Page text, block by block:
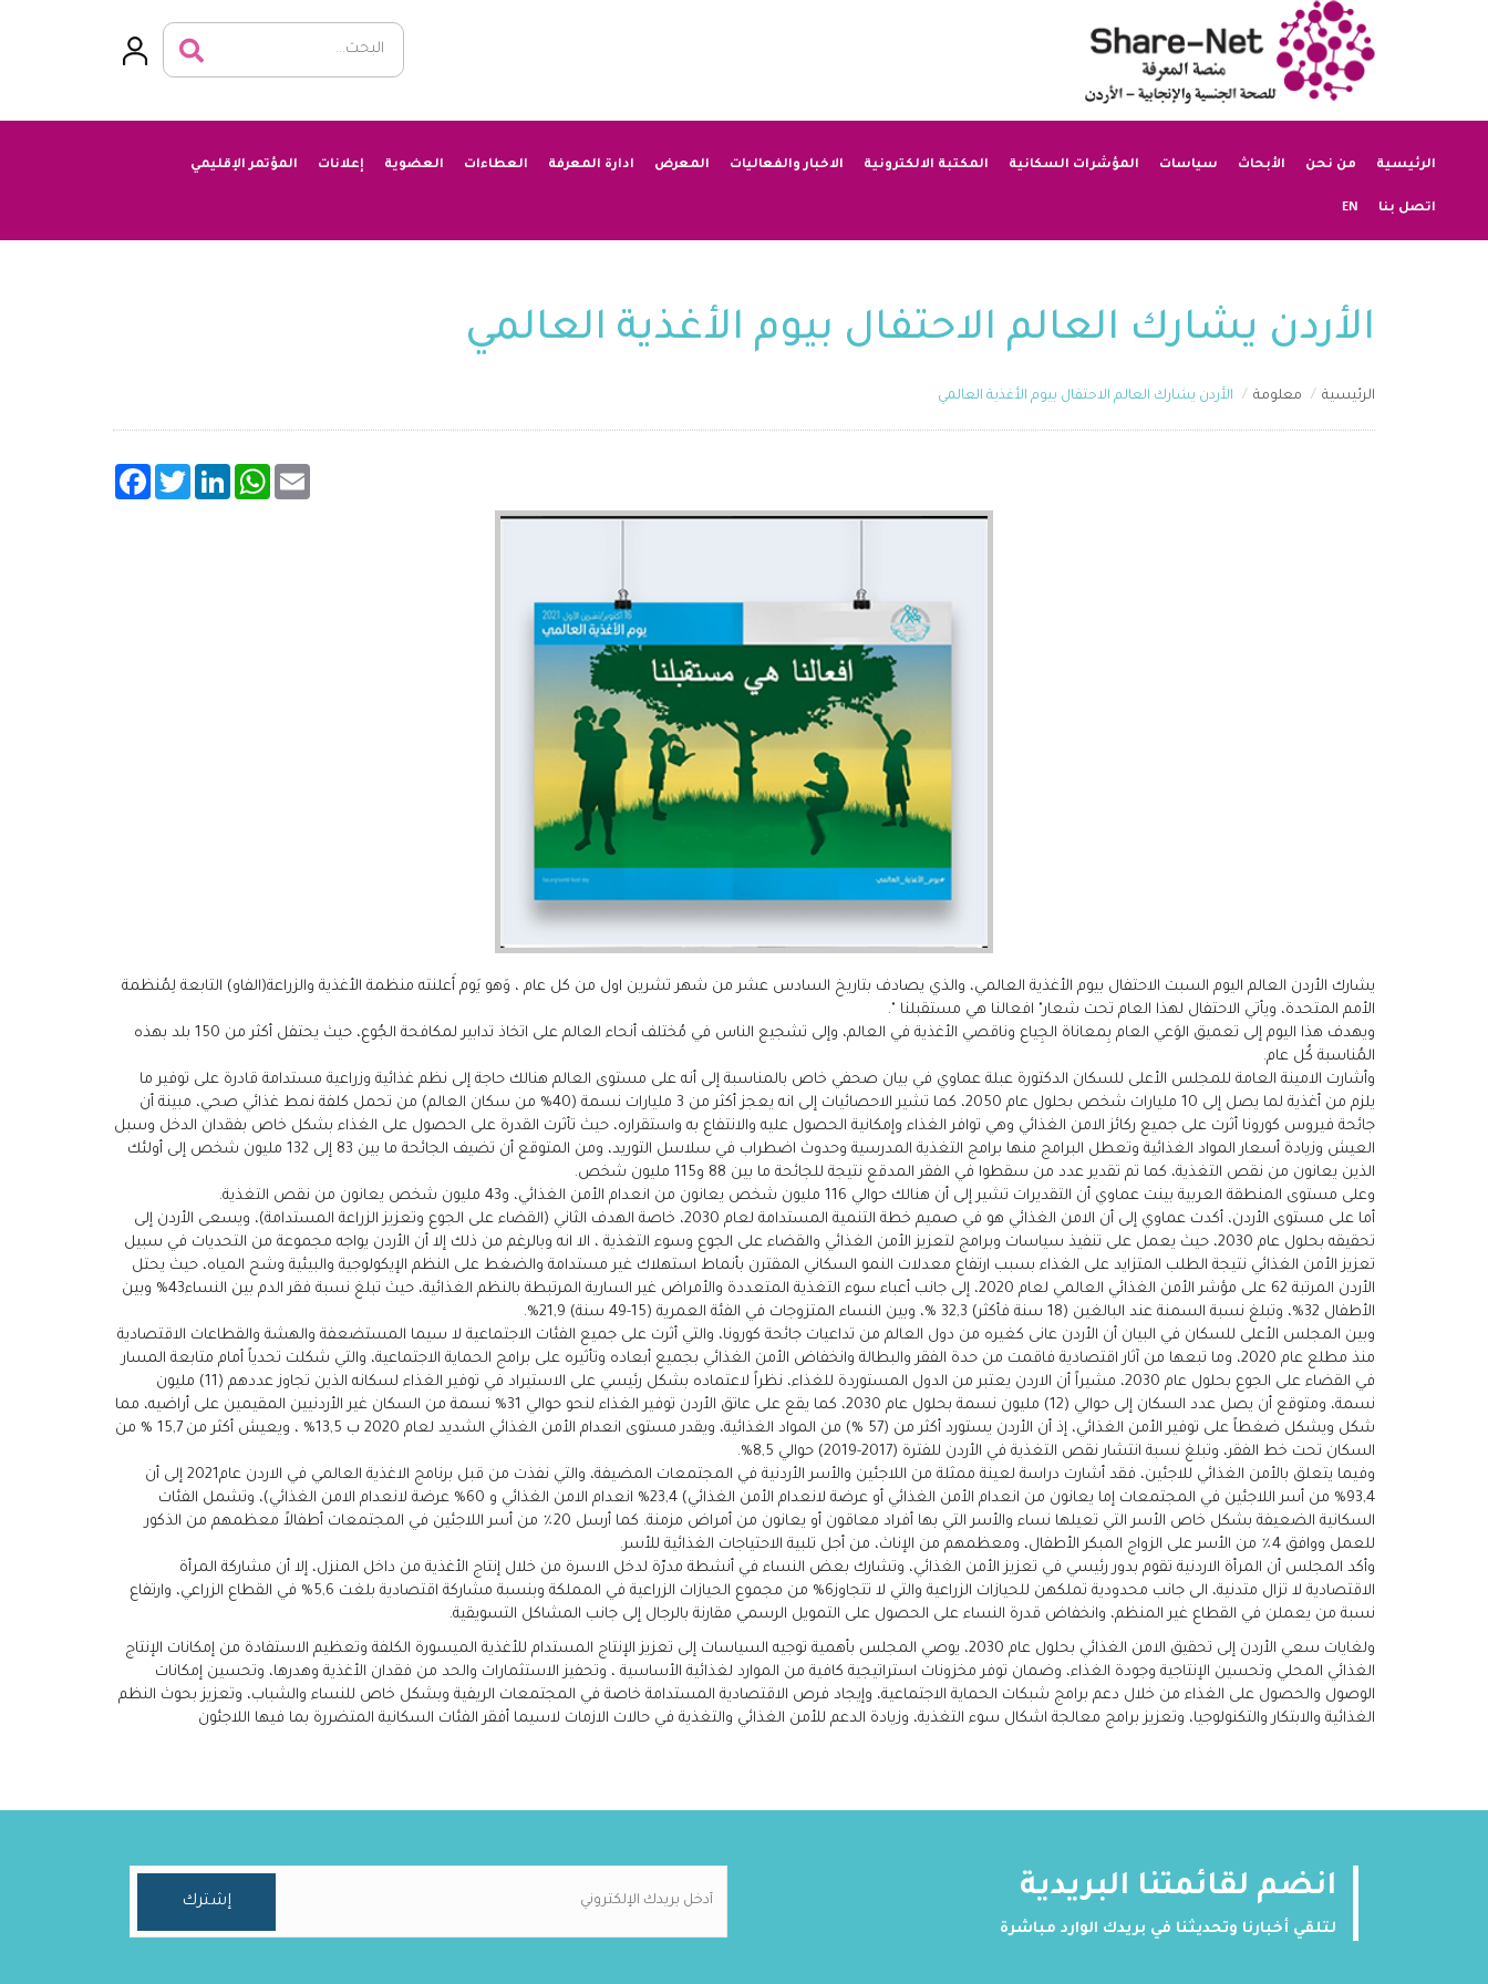
الرئيسية من نحن الأبحاث سياسات المؤشرات السكانية المكتبة الالكترونية الاخبار والفعاليات المعرض ادارة المعرفة العطاءات العضوية إعلانات المؤتمر الإقليمي
اتصل بنا EN
الأردن يشارك العالم الاحتفال بيوم الأغذية العالمي
الرئيسية معلومة الأردن يشارك العالم الاحتفال بيوم الأغذية العالمي
FacebookTwitterLinkedInWhatsApp Email
يشارك الأردن العالم اليوم السبت الاحتفال بيوم الأغذية العالمي، والذي يصادف بتاريخ السادس عشر من شهر تشرين اول من كل عام ، وَهو يَوم أَعلنته منظمة الأغذية والزراعة(الفاو) التابعة لِمُنظمة
الأمم المتحدة، ويأتي الاحتفال لهذا العام تحت شعار" افعالنا هي مستقبلنا ".
ويهدف هذا اليوم إلى تعميق الوَعي العام بِمعاناة الجِياع وناقصي الأغذية في العالم، وإلى تشجيع الناس في مُختلف أنحاء العالم على اتخاذ تدابير لمكافحة الجُوع، حيث يحتفل أكثر من 150 بلد بهذه
المُناسبة كُل عام.
وأشارت الامينة العامة للمجلس الأعلى للسكان الدكتورة عبلة عماوي في بيان صحفي خاص بالمناسبة إلى أنه على مستوى العالم هنالك حاجة إلى نظم غذائية وزراعية مستدامة قادرة على توفير ما
يلزم من أغذية لما يصل إلى 10 مليارات شخص بحلول عام 2050، كما تشير الاحصائيات إلى انه يعجز أكثر من 3 مليارات نسمة (40% من سكان العالم) من تحمل كلفة نمط غذائي صحي، مبينة أن
جائحة فيروس كورونا أثرت على جميع ركائز الامن الغذائي وهي توافر الغذاء وإمكانية الحصول عليه والانتفاع به واستقراره، حيث تأثرت القدرة على الحصول على الغذاء بشكل خاص بفقدان الدخل وسبل
العيش وزيادة أسعار المواد الغذائية وتعطل البرامج منها برامج التغذية المدرسية وحدوث اضطراب في سلاسل التوريد، ومن المتوقع أن تضيف الجائحة ما بين 83 إلى 132 مليون شخص إلى أولئك
الذين يعانون من نقص التغذية، كما تم تقدير عدد من سقطوا في الفقر المدقع نتيجة للجائحة ما بين 88 و115 مليون شخص.
وعلى مستوى المنطقة العربية بينت عماوي أن التقديرات تشير إلى أن هنالك حوالي 116 مليون شخص يعانون من انعدام الأمن الغذائي، و43 مليون شخص يعانون من نقص التغذية.
أما على مستوى الأردن، أكدت عماوي إلى أن الامن الغذائي هو في صميم خطة التنمية المستدامة لعام 2030، خاصة الهدف الثاني (القضاء على الجوع وتعزيز الزراعة المستدامة)، ويسعى الأردن إلى
تحقيقه بحلول عام 2030، حيث يعمل على تنفيذ سياسات وبرامج لتعزيز الأمن الغذائي والقضاء على الجوع وسوء التغذية ، الا انه وبالرغم من ذلك إلا أن الأردن يواجه مجموعة من التحديات في سبيل
تعزيز الأمن الغذائي نتيجة الطلب المتزايد على الغذاء بسبب ارتفاع معدلات النمو السكاني المقترن بأنماط استهلاك غير مستدامة والضغط على النظم الإيكولوجية والبيئية وشح المياه، حيث يحتل
الأردن المرتبة 62 على مؤشر الأمن الغذائي العالمي لعام 2020، إلى جانب أعباء سوء التغذية المتعددة والأمراض غير السارية المرتبطة بالنظم الغذائية، حيث تبلغ نسبة فقر الدم بين النساء43% وبين
الأطفال 32%، وتبلغ نسبة السمنة عند البالغين (18 سنة فأكثر) 32,3 %، وبين النساء المتزوجات في الفئة العمرية (15-49 سنة) 21,9%.
وبين المجلس الأعلى للسكان في البيان أن الأردن عانى كغيره من دول العالم من تداعيات جائحة كورونا، والتي أثرت على جميع الفئات الاجتماعية لا سيما المستضعفة والهشة والقطاعات الاقتصادية
منذ مطلع عام 2020، وما تبعها من آثار اقتصادية فاقمت من حدة الفقر والبطالة وانخفاض الأمن الغذائي بجميع أبعاده وتأثيره على برامج الحماية الاجتماعية، والتي شكلت تحدياً أمام متابعة المسار
في القضاء على الجوع بحلول عام 2030، مشيراً أن الاردن يعتبر من الدول المستوردة للغذاء، نظراً لاعتماده بشكل رئيسي على الاستيراد في توفير الغذاء لسكانه الذين تجاوز عددهم (11) مليون
نسمة، ومتوقع أن يصل عدد السكان إلى حوالي (12) مليون نسمة بحلول عام 2030، كما يقع على عاتق الأردن توفير الغذاء لنحو حوالي 31% نسمة من السكان غير الأردنيين المقيمين على أراضيه، مما
شكل ويشكل ضغطاً على توفير الأمن الغذائي، إذ أن الأردن يستورد أكثر من (57 %) من المواد الغذائية، ويقدر مستوى انعدام الأمن الغذائي الشديد لعام 2020 ب 13,5% ، ويعيش أكثر من 15,7 % من
السكان تحت خط الفقر، وتبلغ نسبة انتشار نقص التغذية في الأردن للفترة (2017-2019) حوالي 8,5%.
وفيما يتعلق بالأمن الغذائي للاجئين، فقد أشارت دراسة لعينة ممثلة من اللاجئين والأسر الأردنية في المجتمعات المضيفة، والتي نفذت من قبل برنامج الاغذية العالمي في الاردن عام2021 إلى أن
93,4% من أسر اللاجئين في المجتمعات إما يعانون من انعدام الأمن الغذائي أو عرضة لانعدام الأمن الغذائي) 23,4% انعدام الامن الغذائي و 60% عرضة لانعدام الامن الغذائي)، وتشمل الفئات
السكانية الضعيفة بشكل خاص الأسر التي تعيلها نساء والأسر التي بها أفراد معاقون أو يعانون من أمراض مزمنة. كما أرسل 20٪ من أسر اللاجئين في المجتمعات أطفالاً معظمهم من الذكور
للعمل ووافق 4٪ من الأسر على الزواج المبكر الأطفال، ومعظمهم من الإناث، من أجل تلبية الاحتياجات الغذائية للأسر.
وأكد المجلس أن المرأة الاردنية تقوم بدور رئيسي في تعزيز الأمن الغذائي، وتشارك بعض النساء في أنشطة مدرّة لدخل الاسرة من خلال إنتاج الأغذية من داخل المنزل، إلا أن مشاركة المرأة
الاقتصادية لا تزال متدنية، الى جانب محدودية تملكهن للحيازات الزراعية والتي لا تتجاوز6% من مجموع الحيازات الزراعية في المملكة وبنسبة مشاركة اقتصادية بلغت 5,6% في القطاع الزراعي، وارتفاع
نسبة من يعملن في القطاع غير المنظم، وانخفاض قدرة النساء على الحصول على التمويل الرسمي مقارنة بالرجال إلى جانب المشاكل التسويقية.
ولغايات سعي الأردن إلى تحقيق الامن الغذائي بحلول عام 2030، يوصي المجلس بأهمية توجيه السياسات إلى تعزيز الإنتاج المستدام للأغذية الميسورة الكلفة وتعظيم الاستفادة من إمكانات الإنتاج
الغذائي المحلي وتحسين الإنتاجية وجودة الغذاء، وضمان توفر مخزونات استراتيجية كافية من الموارد لغذائية الأساسية ، وتحفيز الاستثمارات والحد من فقدان الأغذية وهدرها، وتحسين إمكانات
الوصول والحصول على الغذاء من خلال دعم برامج شبكات الحماية الاجتماعية، وإيجاد فرص الاقتصادية المستدامة خاصة في المجتمعات الريفية وبشكل خاص للنساء والشباب، وتعزيز بحوث النظم
الغذائية والابتكار والتكنولوجيا، وتعزيز برامج معالجة اشكال سوء التغذية، وزيادة الدعم للأمن الغذائي والتغذية في حالات الازمات لاسيما أفقر الفئات السكانية المتضررة بما فيها اللاجئون
انضم لقائمتنا البريدية
لتلقي أخبارنا وتحديثنا في بريدك الوارد مباشرة